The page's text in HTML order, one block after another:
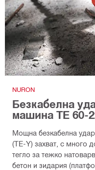
NURON
Безкабелна
машина TE 60-
Мощна безкабелна
(TE-Y) захват, с много
тегло за тежко
бетон и зидария